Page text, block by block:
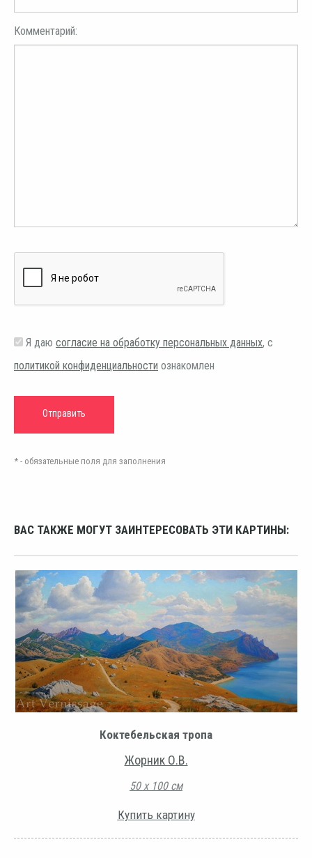
Комментарий:
Я даю согласие на обработку персональных данных, с
политикой конфиденциальности ознакомлен
* - обязательные поля для заполнения
ВАС ТАКЖЕ МОГУТ ЗАИНТЕРЕСОВАТЬ ЭТИ КАРТИНЫ:
Коктебельская тропа
Жорник О.В.
50 х 100 см
Купить картину